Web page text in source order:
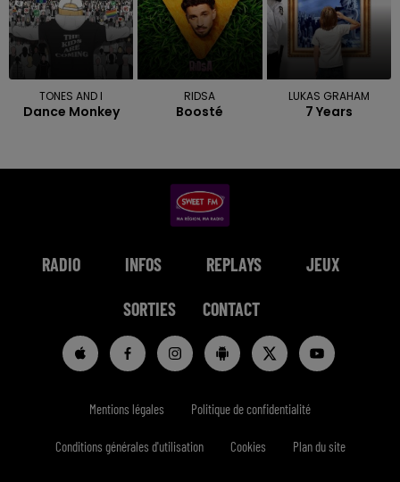
TONES AND I
Dance Monkey
RIDSA
Boosté
LUKAS GRAHAM
7 Years
RADIO INFOS REPLAYS JEUX
SORTIES CONTACT
Mentions légales Politique de confidentialité
Conditions générales d'utilisation Cookies Plan du site